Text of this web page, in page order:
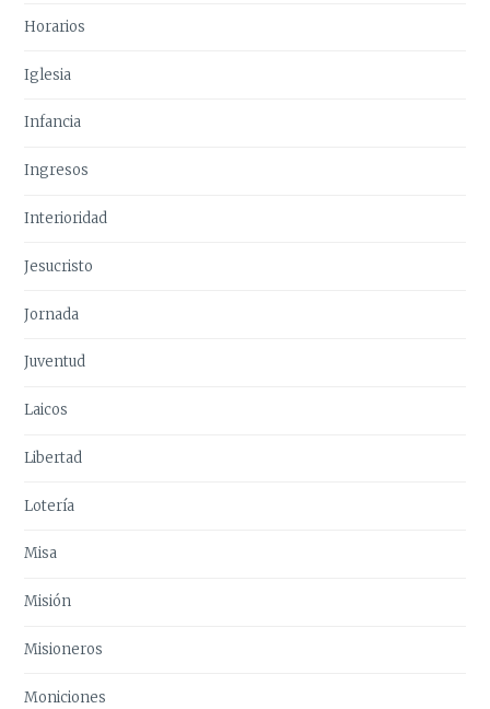
Horarios
Iglesia
Infancia
Ingresos
Interioridad
Jesucristo
Jornada
Juventud
Laicos
Libertad
Lotería
Misa
Misión
Misioneros
Moniciones